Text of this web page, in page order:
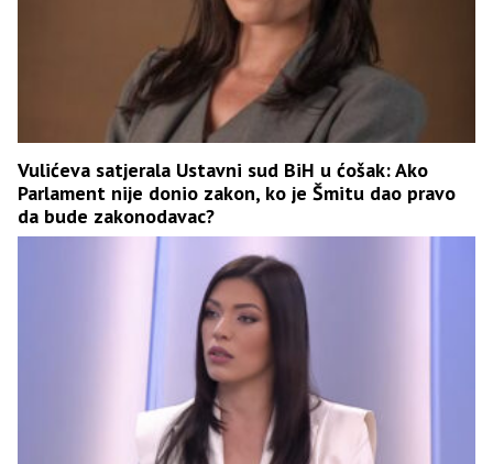
Vulićeva satjerala Ustavni sud BiH u ćošak: Ako
Parlament nije donio zakon, ko je Šmitu dao pravo
da bude zakonodavac?